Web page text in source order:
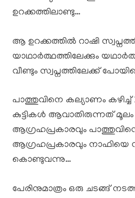
ഉറക്കത്തിലാണ്ടു…
ആ ഉറക്കത്തിൽ റാഷി
യാഥാർത്ഥത്തിലേക്കും
വീണ്ടും സ്വപ്നത്തിലേക്ക്
പാത്തുവിനെ കല്യാണം കഴിച്ച്
കുട്ടികൾ ആവാതിരുന്നത് മൂലം
ആഗ്രഹപ്രകാരവും
ആഗ്രഹപ്രകാരവും നാഫിയെ
കൊണ്ടുവന്നു…
പേരിനുമാത്രം ഒരു ചടങ്ങ്